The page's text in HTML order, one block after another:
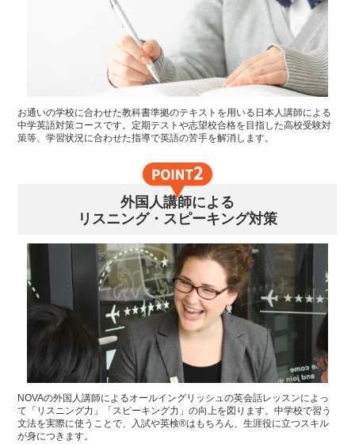
お通いの学校に合わせた教科書準拠のテキストを用いる日本人講師による
中学英語対策コースです。定期テストや志望校合格を目指した高校受験対
策等、学習状況に合わせた指導で英語の苦手を解消します。
外国人講師による
リスニング・スピーキング対策
NOVAの外国人講師によるオールイングリッシュの英会話レッスンによっ
て「リスニング力」「スピーキング力」の向上を図ります。中学校で習う
文法を実際に使うことで、入試や英検®はもちろん、生涯役に立つスキル
が身につきます。